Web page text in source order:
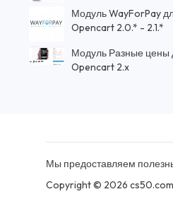
Модуль WayForPay
Opencart 2.0.* - 2.1.*
Модуль Разные цены
Opencart 2.x
Мы предоставляем
Copyright © 2026